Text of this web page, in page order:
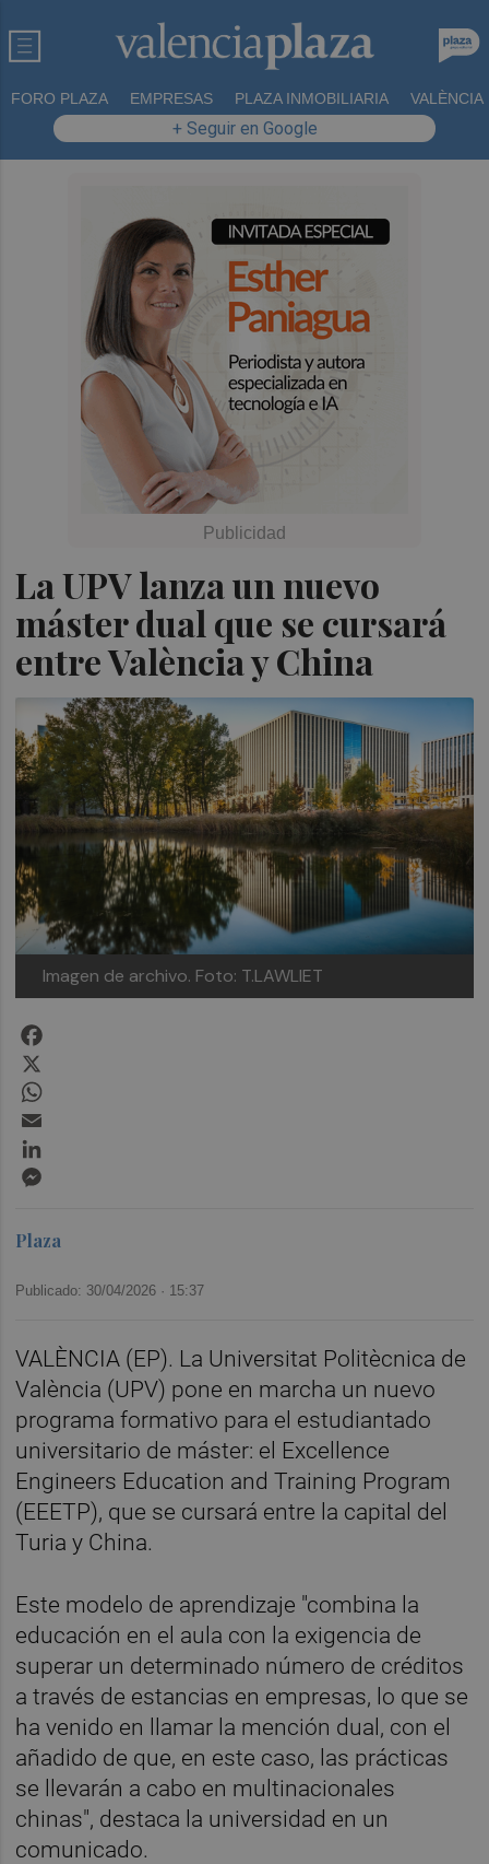
FORO PLAZA EMPRESAS PLAZA INMOBILIARIA VALÈNCIA
+ Seguir en Google
La UPV lanza un nuevo
máster dual que se cursará
entre València y China
Imagen de archivo. Foto: T.LAWLIET
Plaza
Publicado: 30/04/2026 · 15:37
VALÈNCIA (EP). La Universitat Politècnica de
València (UPV) pone en marcha un nuevo
programa formativo para el estudiantado
universitario de máster: el Excellence
Engineers Education and Training Program
(EEETP), que se cursará entre la capital del
Turia y China.
Este modelo de aprendizaje "combina la
educación en el aula con la exigencia de
superar un determinado número de créditos
a través de estancias en empresas, lo que se
ha venido en llamar la mención dual, con el
añadido de que, en este caso, las prácticas
se llevarán a cabo en multinacionales
chinas", destaca la universidad en un
comunicado.